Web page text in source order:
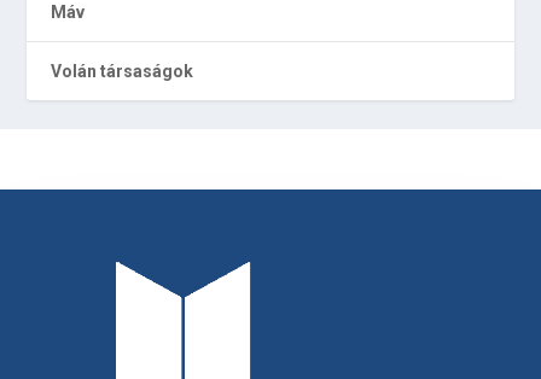
Máv
Volán társaságok